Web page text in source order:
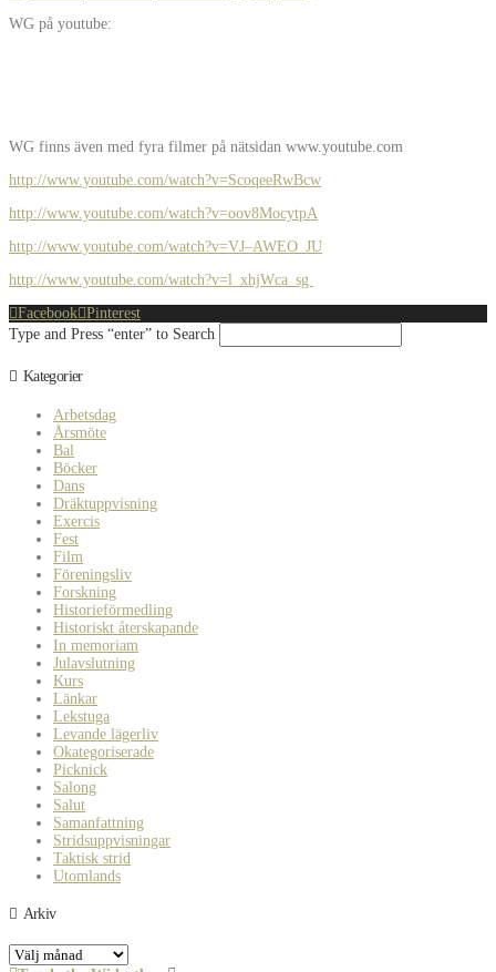
WG på youtube:
WG finns även med fyra filmer på nätsidan www.youtube.com
http://www.youtube.com/watch?v=ScoqeeRwBcw
http://www.youtube.com/watch?v=oov8MocytpA
http://www.youtube.com/watch?v=VJ–AWEO_JU
http://www.youtube.com/watch?v=l_xhjWca_sg
Facebook Pinterest
Type and Press “enter” to Search
Kategorier
Arbetsdag
Årsmöte
Bal
Böcker
Dans
Dräktuppvisning
Exercis
Fest
Film
Föreningsliv
Forskning
Historieförmedling
Historiskt återskapande
In memoriam
Julavslutning
Kurs
Länkar
Lekstuga
Levande lägerliv
Okategoriserade
Picknick
Salong
Salut
Samanfattning
Stridsuppvisningar
Taktisk strid
Utomlands
Arkiv
Arkiv